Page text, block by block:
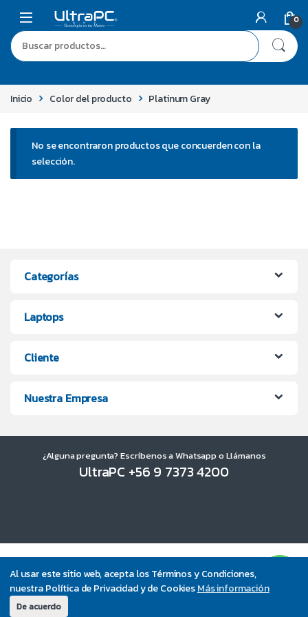
Al usar este sitio web, acepta los Términos y Condiciones,
nuestra Política de Privacidad y de CookiesMás información
De acuerdo
0
Inicio Color del producto Platinum Gray
No se encontraron productos que concuerden con la
selección.
Categorías
Laptops
Cliente
Nuestra Empresa
¿Alguna pregunta? Escríbenos a Whatsapp o Llámanos
UltraPC +56 9 7373 4200